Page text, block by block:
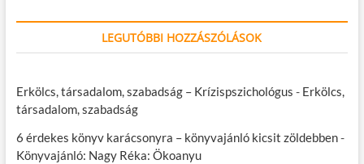
LEGUTÓBBI HOZZÁSZÓLÁSOK
Erkölcs, társadalom, szabadság – Krízispszichológus - Erkölcs,
társadalom, szabadság
6 érdekes könyv karácsonyra – könyvajánló kicsit zöldebben-
Könyvajánló: Nagy Réka: Ökoanyu